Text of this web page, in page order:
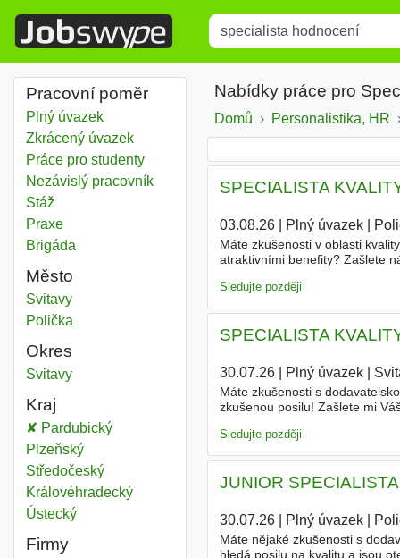
Title
Pracovní poměr
Plný úvazek
Zkrácený úvazek
Práce pro studenty
Nezávislý pracovník
Stáž
Praxe
Brigáda
Město
Specialista hodnocení
Svitavy
Specialista hodnocení
Polička
Okres
Specialista hodnocení
SvitavyOkres
Kraj
Specialista hodnocení
PardubickýKraj
Specialista hodnocení
PlzeňskýKraj
Specialista hodnocení
StředočeskýKraj
Specialista hodnocení
KrálovéhradeckýKraj
Specialista hodnocení
ÚsteckýKraj
Firmy
Nabídky práce pro
Domů Personalistika, HR
SPECIALISTA
03.08.26| Plný úvazek|
Máte zkušenosti v oblasti
atraktivními benefity? Zašlete
Sledujte později
SPECIALISTA
30.07.26| Plný úvazek|
Máte zkušenosti s
zkušenou posilu! Zašlete mi
Sledujte později
JUNIOR
30.07.26| Plný úvazek|
Máte nějaké zkušenosti s
hledá posilu na kvalitu a jsou